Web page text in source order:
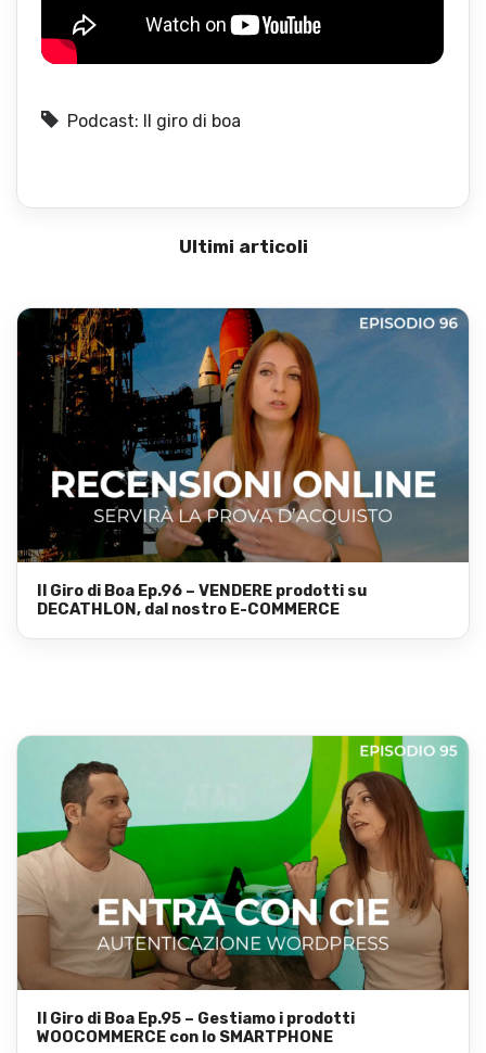
Podcast: Il giro di boa
Ultimi articoli
Il Giro di Boa Ep.96 – VENDERE prodotti su
DECATHLON, dal nostro E-COMMERCE
Il Giro di Boa Ep.95 – Gestiamo i prodotti
WOOCOMMERCE con lo SMARTPHONE